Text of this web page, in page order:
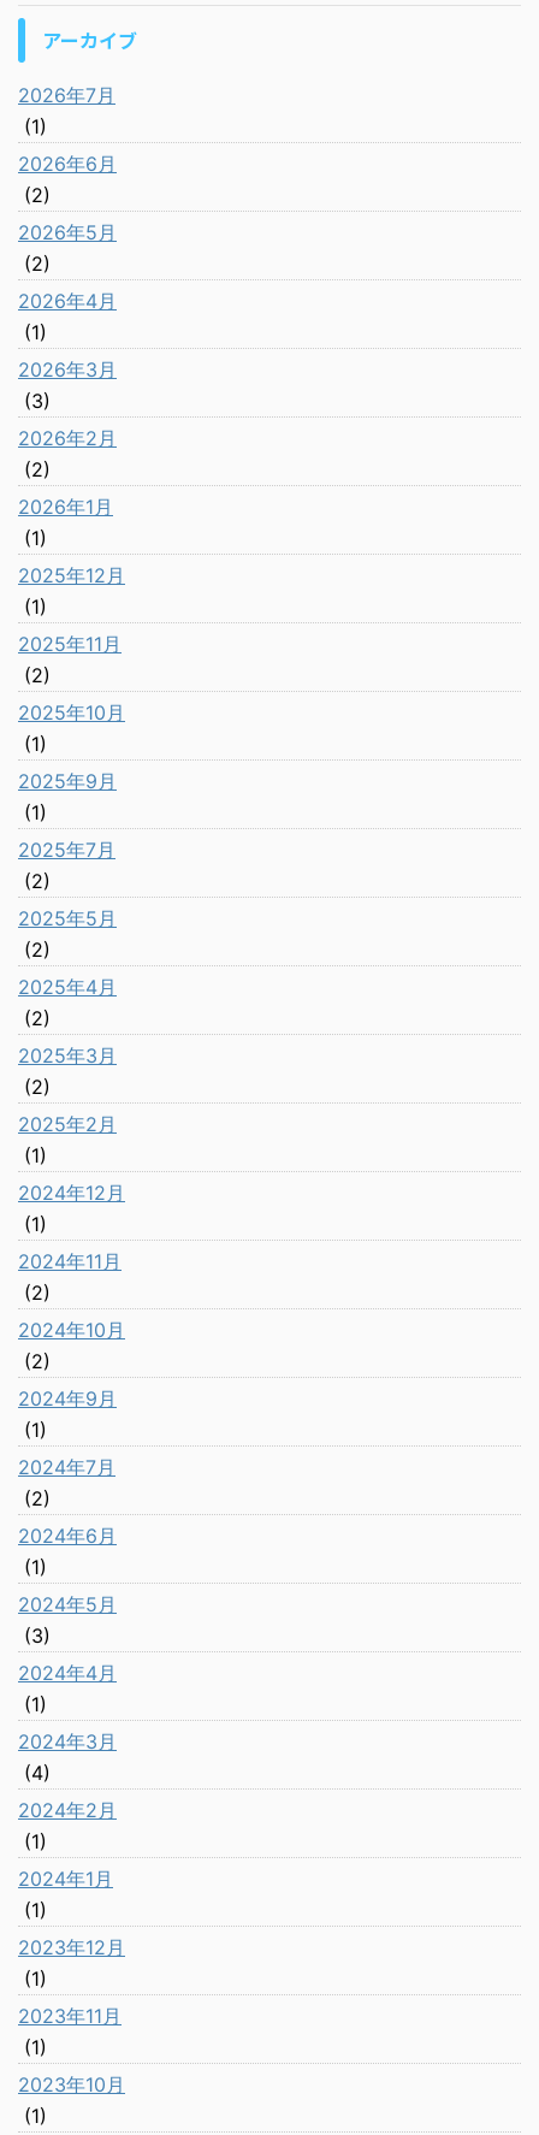
アーカイブ
2026年7月
(1)
2026年6月
(2)
2026年5月
(2)
2026年4月
(1)
2026年3月
(3)
2026年2月
(2)
2026年1月
(1)
2025年12月
(1)
2025年11月
(2)
2025年10月
(1)
2025年9月
(1)
2025年7月
(2)
2025年5月
(2)
2025年4月
(2)
2025年3月
(2)
2025年2月
(1)
2024年12月
(1)
2024年11月
(2)
2024年10月
(2)
2024年9月
(1)
2024年7月
(2)
2024年6月
(1)
2024年5月
(3)
2024年4月
(1)
2024年3月
(4)
2024年2月
(1)
2024年1月
(1)
2023年12月
(1)
2023年11月
(1)
2023年10月
(1)